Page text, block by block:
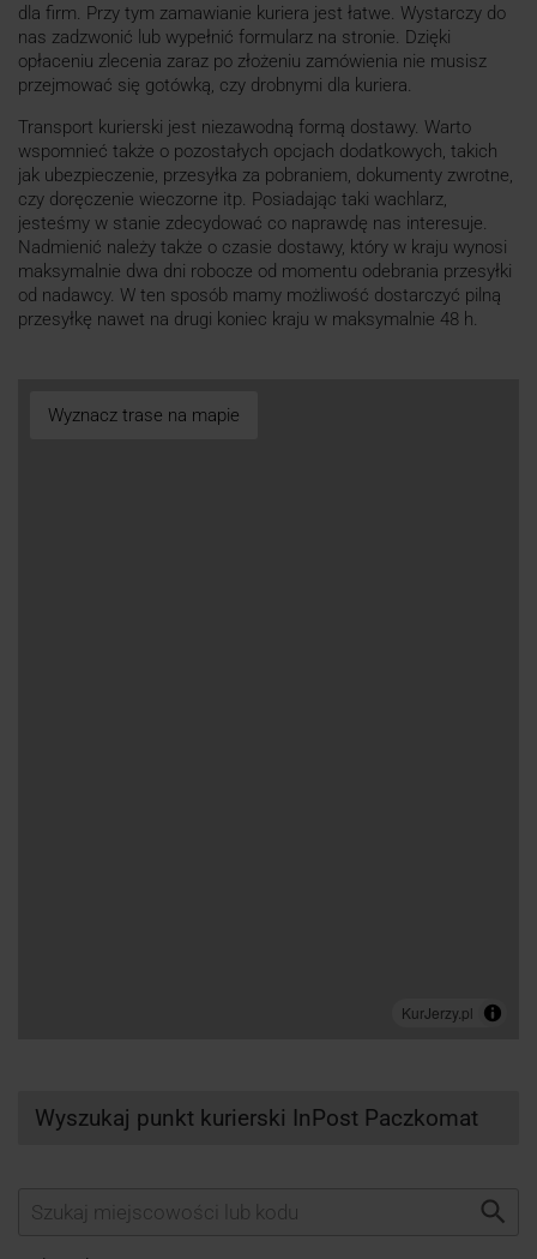
dla firm. Przy tym zamawianie kuriera jest łatwe. Wystarczy do
nas zadzwonić lub wypełnić formularz na stronie. Dzięki
opłaceniu zlecenia zaraz po złożeniu zamówienia nie musisz
przejmować się gotówką, czy drobnymi dla kuriera.
Transport kurierski jest niezawodną formą dostawy. Warto
wspomnieć także o pozostałych opcjach dodatkowych, takich
jak ubezpieczenie, przesyłka za pobraniem, dokumenty zwrotne,
czy doręczenie wieczorne itp. Posiadając taki wachlarz,
jesteśmy w stanie zdecydować co naprawdę nas interesuje.
Nadmienić należy także o czasie dostawy, który w kraju wynosi
maksymalnie dwa dni robocze od momentu odebrania przesyłki
od nadawcy. W ten sposób mamy możliwość dostarczyć pilną
przesyłkę nawet na drugi koniec kraju w maksymalnie 48 h.
Wyznacz trase na mapie
Wyszukaj punkt kurierski InPost Paczkomat